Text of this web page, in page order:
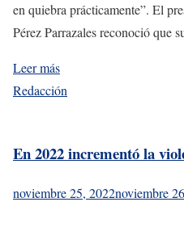
en quiebra prácticamente”. El
Pérez Parrazales reconoció que
Leer más
Redacción
En 2022 incrementó la
noviembre 25, 2022noviembre